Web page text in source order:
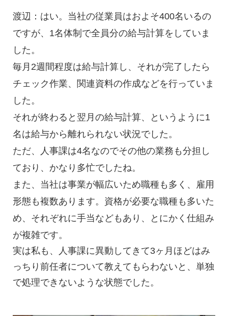
渡辺：はい。当社の従業員はおよそ400名いるの
ですが、1名体制で全員分の給与計算をしていま
した。
毎月2週間程度は給与計算し、それが完了したら
チェック作業、関連資料の作成などを行っていま
した。
それが終わると翌月の給与計算、というように1
名は給与から離れられない状況でした。
ただ、人事課は4名なのでその他の業務も分担し
ており、かなり多忙でしたね。
また、当社は事業が幅広いため職種も多く、雇用
形態も複数あります。資格が必要な職種も多いた
め、それぞれに手当などもあり、とにかく仕組み
が複雑です。
実は私も、人事課に異動してきて3ヶ月ほどはみ
っちり前任者について教えてもらわないと、単独
で処理できないような状態でした。